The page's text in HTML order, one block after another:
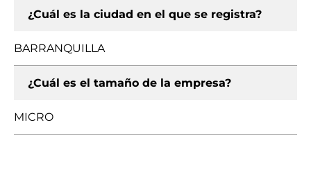
¿Cuál es la ciudad en el que se registra?
BARRANQUILLA
¿Cuál es el tamaño de la empresa?
MICRO